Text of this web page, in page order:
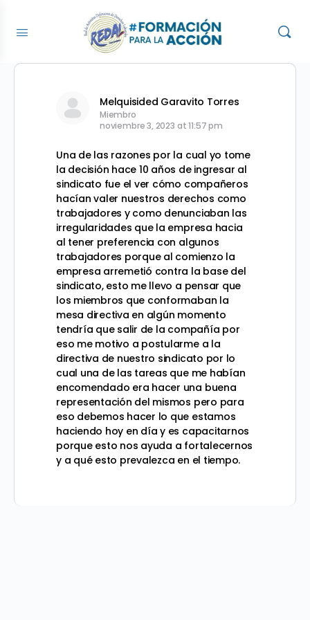
Melquisided Garavito Torres
Miembro
noviembre 3, 2023 at 11:57 pm
Una de las razones por la cual yo tome
la decisión hace 10 años de ingresar al
sindicato fue el ver cómo compañeros
hacían valer nuestros derechos como
trabajadores y como denunciaban las
irregularidades que la empresa hacia
al tener preferencia con algunos
trabajadores porque al comienzo la
empresa arremetió contra la base del
sindicato, esto me llevo a pensar que
los miembros que conformaban la
mesa directiva en algún momento
tendría que salir de la compañía por
eso me motivo a postularme a la
directiva de nuestro sindicato por lo
cual una de las tareas que me habían
encomendado era hacer una buena
representación del mismos pero para
eso debemos hacer lo que estamos
haciendo hoy en día y es capacitarnos
porque esto nos ayuda a fortalecernos
y a qué esto prevalezca en el tiempo.